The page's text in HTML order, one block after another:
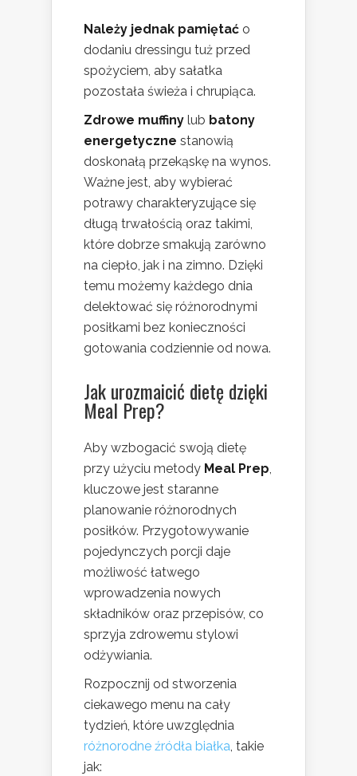
Należy jednak pamiętać o
dodaniu dressingu tuż przed
spożyciem, aby sałatka
pozostała świeża i chrupiąca.
Zdrowe muffiny lub batony
energetyczne stanowią
doskonałą przekąskę na wynos.
Ważne jest, aby wybierać
potrawy charakteryzujące się
długą trwałością oraz takimi,
które dobrze smakują zarówno
na ciepło, jak i na zimno. Dzięki
temu możemy każdego dnia
delektować się różnorodnymi
posiłkami bez konieczności
gotowania codziennie od nowa.
Jak urozmaicić dietę dzięki
Meal Prep?
Aby wzbogacić swoją dietę
przy użyciu metody Meal Prep,
kluczowe jest staranne
planowanie różnorodnych
posiłków. Przygotowywanie
pojedynczych porcji daje
możliwość łatwego
wprowadzenia nowych
składników oraz przepisów, co
sprzyja zdrowemu stylowi
odżywiania.
Rozpocznij od stworzenia
ciekawego menu na cały
tydzień, które uwzględnia
różnorodne źródła białka, takie
jak: